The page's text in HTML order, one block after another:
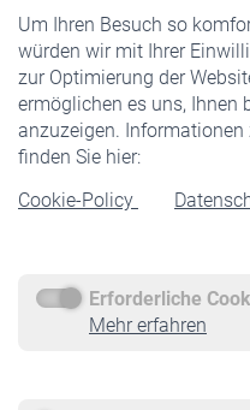
Um Ihren Besuch so
würden wir mit Ihrer
zur Optimierung der
ermöglichen es uns, Ihnen
anzuzeigen. Informationen
finden Sie hier:
Cookie-Policy
Erforderliche
Mehr erfahren
Staatliche Förderung
Veranstaltungen
Rentner
Rentenbeginn
Rente beantragen
Service
Informationen